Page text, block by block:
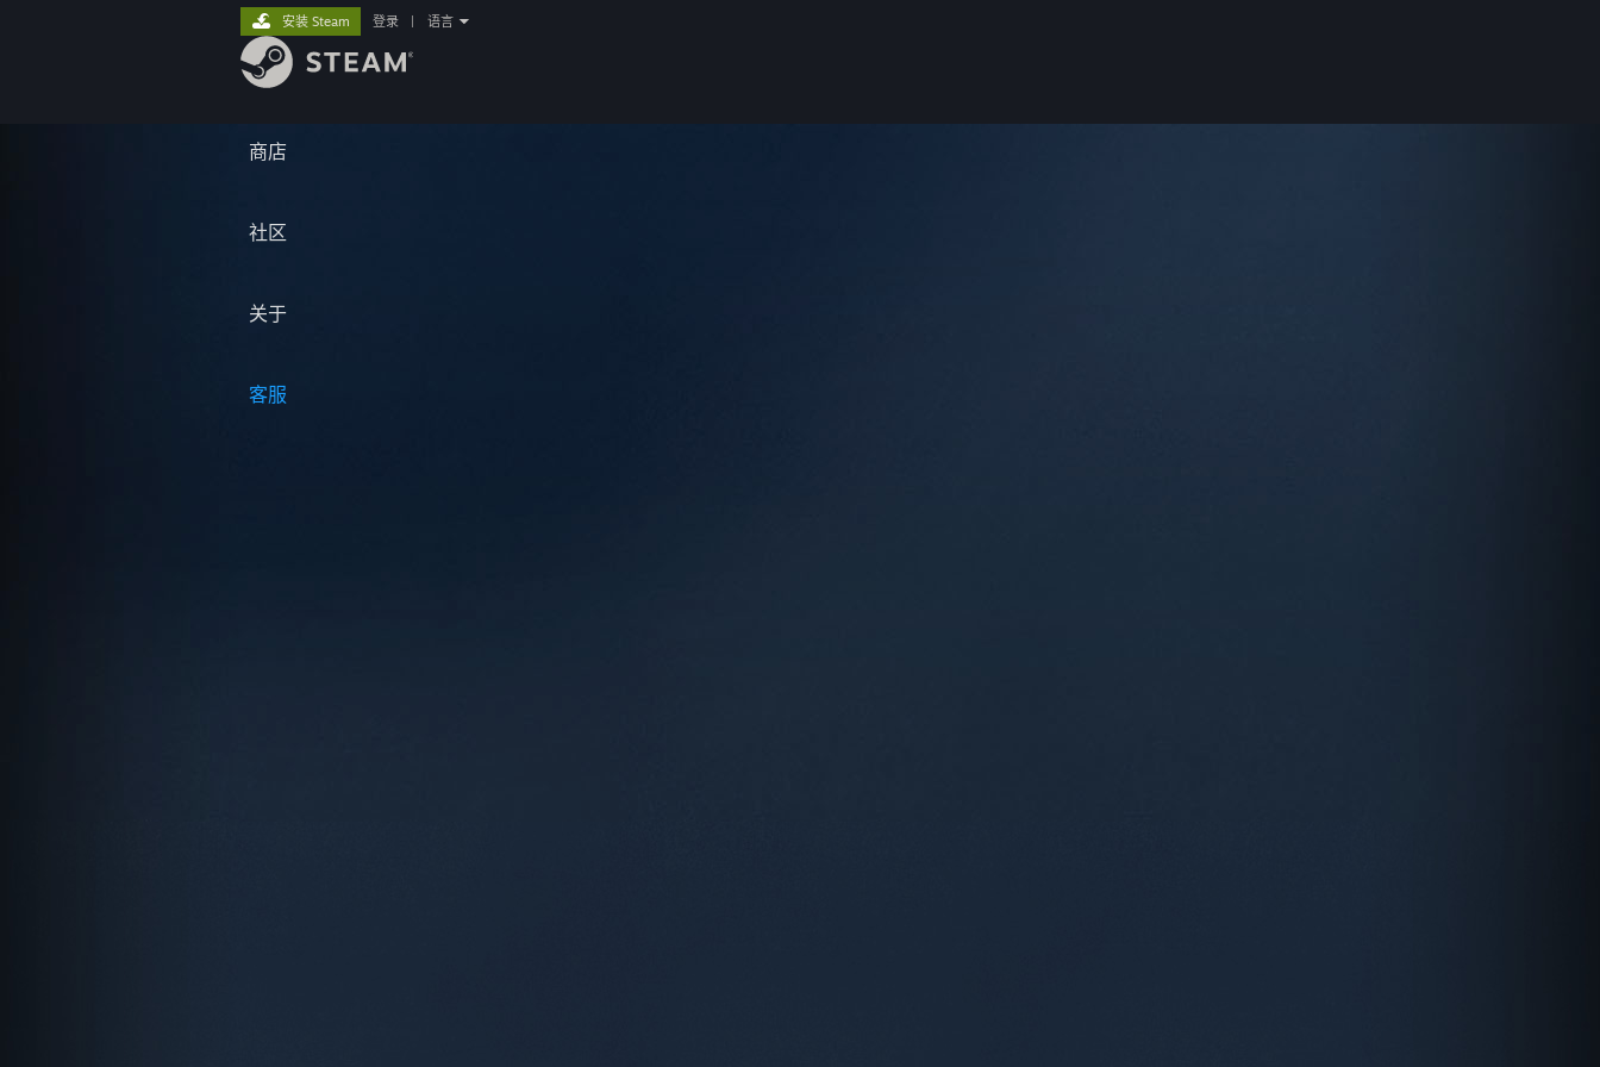
商店
社区
关于
客服
安装 Steam 登录 语言